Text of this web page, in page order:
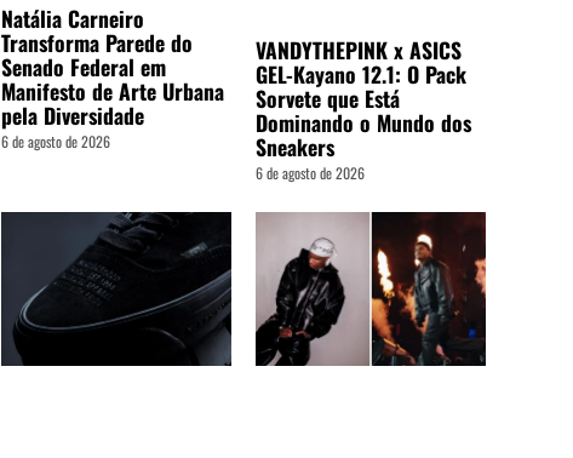
Natália Carneiro
Transforma Parede do
Senado Federal em
Manifesto de Arte Urbana
pela Diversidade
6 de agosto de 2026
VANDYTHEPINK x ASICS
GEL-Kayano 12.1: O Pack
Sorvete que Está
Dominando o Mundo dos
Sneakers
6 de agosto de 2026